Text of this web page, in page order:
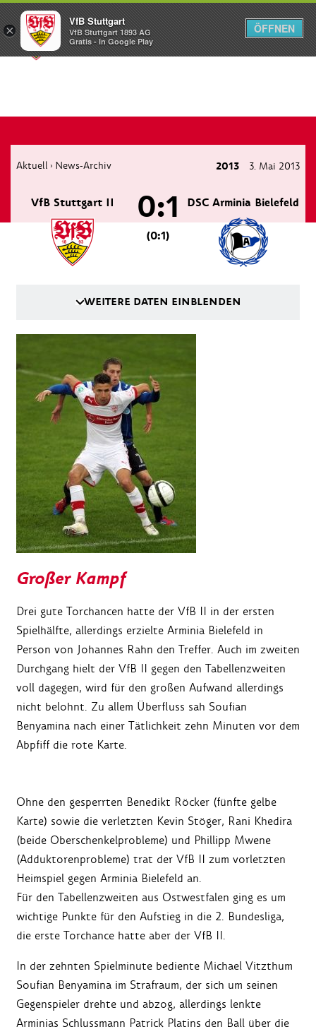
Menü
Aktuell › News-Archiv 2013 3. Mai 2013
VfB Stuttgart II DSC Arminia Bielefeld
0:1
(0:1)
WEITERE DATEN EINBLENDEN
Großer Kampf
Drei gute Torchancen hatte der VfB II in der ersten
Spielhälfte, allerdings erzielte Arminia Bielefeld in
Person von Johannes Rahn den Treffer. Auch im zweiten
Durchgang hielt der VfB II gegen den Tabellenzweiten
voll dagegen, wird für den großen Aufwand allerdings
nicht belohnt. Zu allem Überfluss sah Soufian
Benyamina nach einer Tätlichkeit zehn Minuten vor dem
Abpfiff die rote Karte.
Ohne den gesperrten Benedikt Röcker (fünfte gelbe
Karte) sowie die verletzten Kevin Stöger, Rani Khedira
(beide Oberschenkelprobleme) und Phillipp Mwene
(Adduktorenprobleme) trat der VfB II zum vorletzten
Heimspiel gegen Arminia Bielefeld an.
Für den Tabellenzweiten aus Ostwestfalen ging es um
wichtige Punkte für den Aufstieg in die 2. Bundesliga,
die erste Torchance hatte aber der VfB II.
In der zehnten Spielminute bediente Michael Vitzthum
Soufian Benyamina im Strafraum, der sich um seinen
Gegenspieler drehte und abzog, allerdings lenkte
Arminias Schlussmann Patrick Platins den Ball über die
×
VfB Stuttgart
VfB Stuttgart 1893 AG
Gratis - In Google Play
ÖFFNEN